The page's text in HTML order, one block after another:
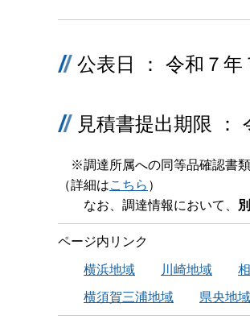
公表日 ： 令和７年
見積書提出期限 ：
※調達所属への同等品確認書
（詳細はこちら ）
なお、調達情報において、
ページ内リンク
横浜地域 川崎地域
横須賀三浦地域 県央地域